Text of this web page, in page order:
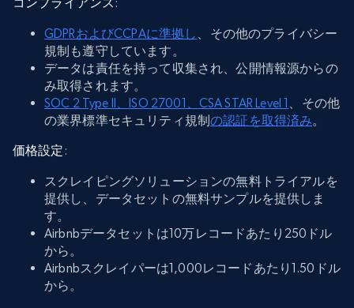
GDPRおよびCCPAに準拠し 、その他のプライバシー
規制も遵守しています。
データは責任を持って収集され、公開情報源からの
み取得されます。
SOC 2 Type II、ISO 27001、CSA STAR Level 1 、その他
の業界標準セキュリティ規制の認証を取得済み。
価格設定 :
スクレイピングソリューションの無料トライアルを
提供し、データセットの無料サンプルを提供しま
す。
Airbnbデータセットは10万レコードあたり250ドル
から。
Airbnbスクレイパーは1,000レコードあたり1.50ドル
から。